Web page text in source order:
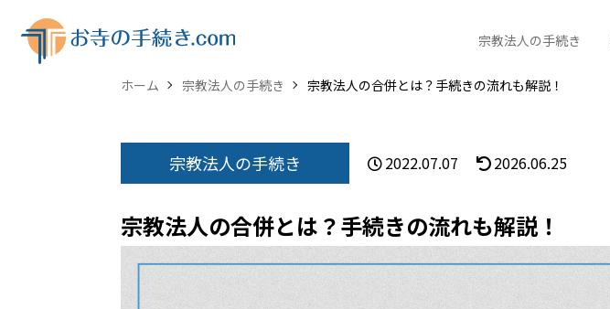
宗教法人の手続き
ホーム 宗教法人の手続き 宗教法人の合併とは？手続きの流れも解説！
宗教法人の手続き 2022.07.07 2026.06.25
宗教法人の合併とは？手続きの流れも解説！